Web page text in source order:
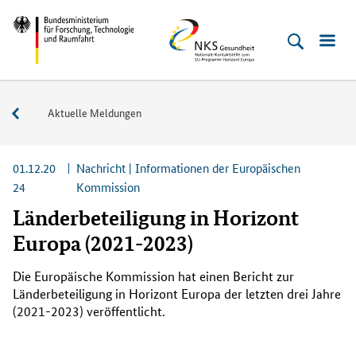
Direkt
zum
Inhalt
(Eingabetaste)
Direkt
zum
Hauptmenu
(Eingabetaste)
Direkt
zur
Suche
(Eingabetaste)
Direkt
zur
Fußleiste
(Enter)
Bundesministerium
und
NKS
Gesundheit
Service
Aktuelle Meldungen
01.12.20
24
Nachricht | Informationen der Europäischen
Kommission
Länderbeteiligung in Horizont
Europa (2021-2023)
Die Europäische Kommission hat einen Bericht zur
Länderbeteiligung in Horizont Europa der letzten drei Jahre
(2021-2023) veröffentlicht.